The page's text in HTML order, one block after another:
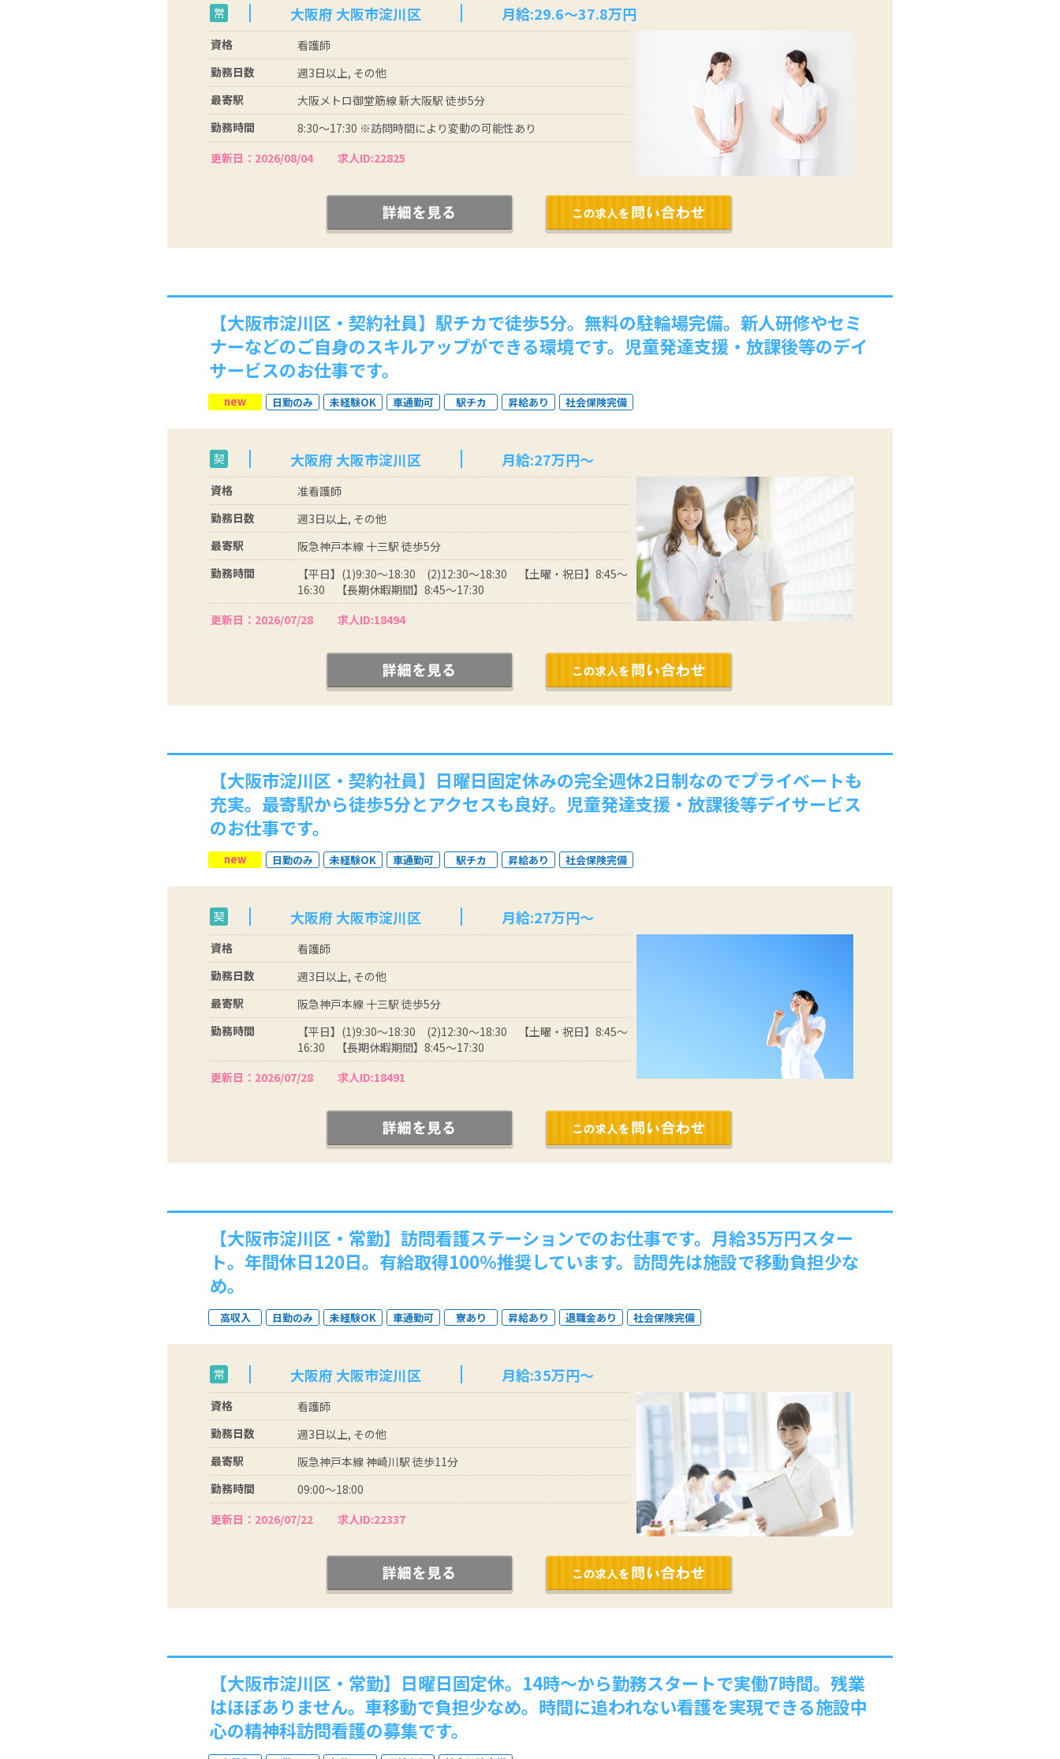
常 大阪府 大阪市淀川区 月給:29.6～37.8万円
資格
看護師
勤務日数
週3日以上, その他
最寄駅
大阪メトロ御堂筋線 新大阪駅 徒歩5分
勤務時間
8:30～17:30 ※訪問時間により変動の可能性あり
更新日：2026/08/04
求人ID:22825
【大阪市淀川区・契約社員】駅チカで徒歩5分。無料の駐輪場完備。新人研修やセミ
ナーなどのご自身のスキルアップができる環境です。児童発達支援・放課後等のデイ
サービスのお仕事です。
new 日勤のみ 未経験OK 車通勤可 駅チカ 昇給あり 社会保険完備
契 大阪府 大阪市淀川区 月給:27万円～
資格
准看護師
勤務日数
週3日以上, その他
最寄駅
阪急神戸本線 十三駅 徒歩5分
勤務時間
【平日】(1)9:30～18:30 (2)12:30～18:30 【土曜・祝日】8:45～
16:30 【長期休暇期間】8:45～17:30
更新日：2026/07/28
求人ID:18494
【大阪市淀川区・契約社員】日曜日固定休みの完全週休2日制なのでプライベートも
充実。最寄駅から徒歩5分とアクセスも良好。児童発達支援・放課後等デイサービス
のお仕事です。
new 日勤のみ 未経験OK 車通勤可 駅チカ 昇給あり 社会保険完備
契 大阪府 大阪市淀川区 月給:27万円～
資格
看護師
勤務日数
週3日以上, その他
最寄駅
阪急神戸本線 十三駅 徒歩5分
勤務時間
【平日】(1)9:30～18:30 (2)12:30～18:30 【土曜・祝日】8:45～
16:30 【長期休暇期間】8:45～17:30
更新日：2026/07/28
求人ID:18491
【大阪市淀川区・常勤】訪問看護ステーションでのお仕事です。月給35万円スター
ト。年間休日120日。有給取得100％推奨しています。訪問先は施設で移動負担少な
め。
高収入 日勤のみ 未経験OK 車通勤可 寮あり 昇給あり 退職金あり 社会保険完備
常 大阪府 大阪市淀川区 月給:35万円～
資格
看護師
勤務日数
週3日以上, その他
最寄駅
阪急神戸本線 神崎川駅 徒歩11分
勤務時間
09:00～18:00
更新日：2026/07/22
求人ID:22337
【大阪市淀川区・常勤】日曜日固定休。14時～から勤務スタートで実働7時間。残業
はほぼありません。車移動で負担少なめ。時間に追われない看護を実現できる施設中
心の精神科訪問看護の募集です。